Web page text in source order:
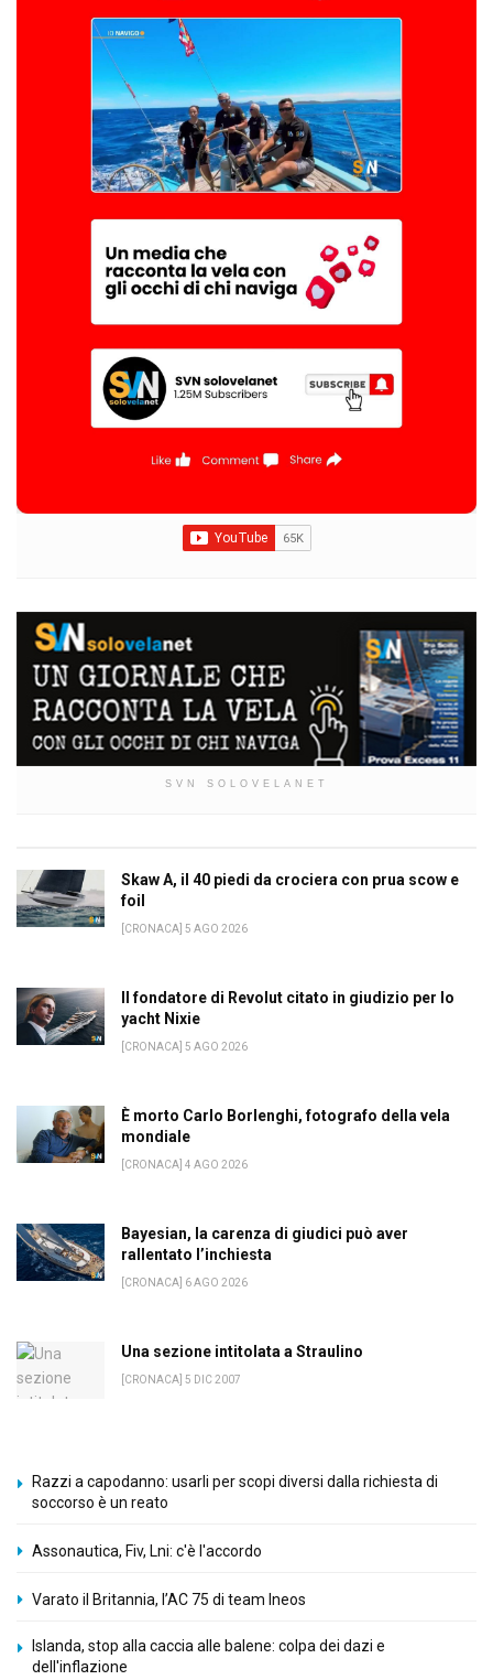
SVN SOLOVELANET
Skaw A, il 40 piedi da crociera con prua scow e
foil
[CRONACA] 5 AGO 2026
Il fondatore di Revolut citato in giudizio per lo
yacht Nixie
[CRONACA] 5 AGO 2026
È morto Carlo Borlenghi, fotografo della vela
mondiale
[CRONACA] 4 AGO 2026
Bayesian, la carenza di giudici può aver
rallentato l’inchiesta
[CRONACA] 6 AGO 2026
Una sezione intitolata a Straulino
[CRONACA] 5 DIC 2007
Razzi a capodanno: usarli per scopi diversi dalla richiesta di
soccorso è un reato
Assonautica, Fiv, Lni: c'è l'accordo
Varato il Britannia, l’AC 75 di team Ineos
Islanda, stop alla caccia alle balene: colpa dei dazi e
dell'inflazione